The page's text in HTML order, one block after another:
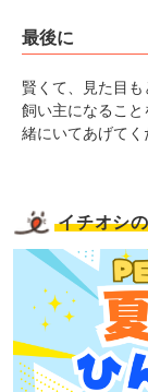
最後に
賢くて、見た目も
飼い主になるこ
緒にいてあげてく
イチオシ